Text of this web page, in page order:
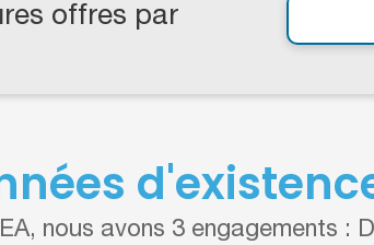
offres par
nous avons 3 engagements :